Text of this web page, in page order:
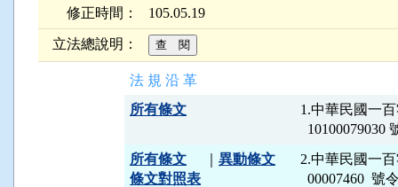
修正時間： 105.05.19
立法總說明：
法 規 沿 革
所有條文
1.中華民國一
所有條文
異動條文
條文對照表
2.中華民國一